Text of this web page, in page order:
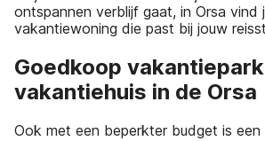
ontspannen verblijf gaat, in Orsa vind
vakantiewoning die past bij jouw
Goedkoop
vakantiehuis in de Orsa
Ook met een beperkter budget is een